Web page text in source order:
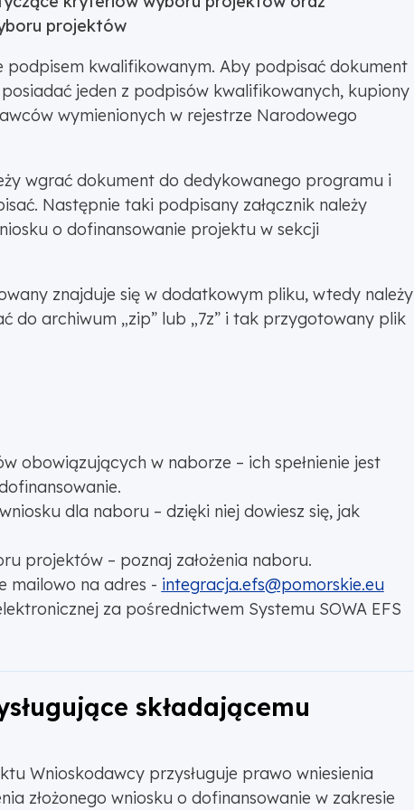
projektów
podpisem kwalifikowanym. Aby podpisać dokument
jeden z podpisów kwalifikowanych, kupiony
wymienionych w rejestrze Narodowego
wgrać dokument do dedykowanego programu i
Następnie taki podpisany załącznik należy
o dofinansowanie projektu w sekcji
znajduje się w dodatkowym pliku, wtedy należy
do archiwum „zip” lub „7z” i tak przygotowany plik
obowiązujących w naborze – ich spełnienie jest
dla naboru – dzięki niej dowiesz się, jak
projektów – poznaj założenia naboru.
mailowo na adres - integracja.efs@pomorskie.eu
za pośrednictwem Systemu SOWA EFS
składającemu
Wnioskodawcy przysługuje prawo wniesienia
złożonego wniosku o dofinansowanie w zakresie